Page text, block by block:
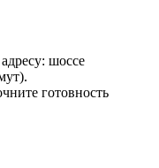
шоссе
готовность